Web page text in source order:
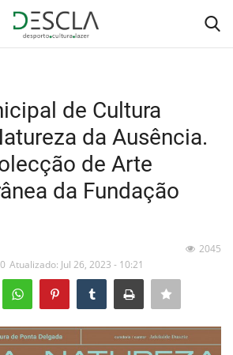
de Cultura
da Ausência.
de Arte
da Fundação
Atualizado: Jul 26, 2023 - 10:21
2045